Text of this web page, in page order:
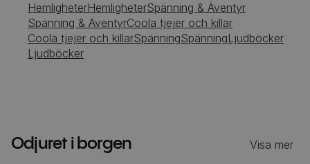
HemligheterHemligheterSpänning & Äventyr
Spänning & ÄventyrCoola tjejer och killar
Coola tjejer och killarSpänningSpänningLjudböcker
Ljudböcker
Odjuret i borgen Visa mer